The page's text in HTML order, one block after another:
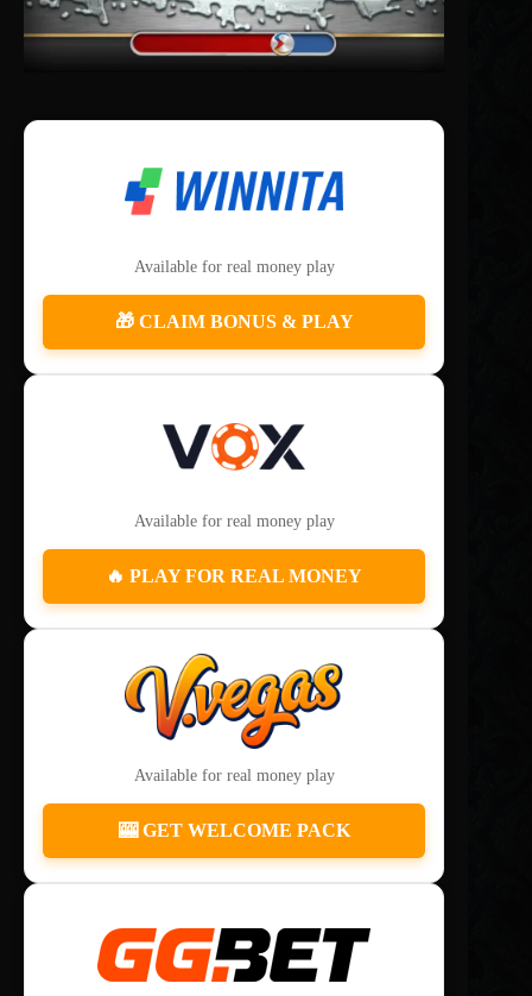
Available for real money play
🎁 CLAIM BONUS & PLAY
Available for real money play
🔥 PLAY FOR REAL MONEY
Available for real money play
🎰 GET WELCOME PACK